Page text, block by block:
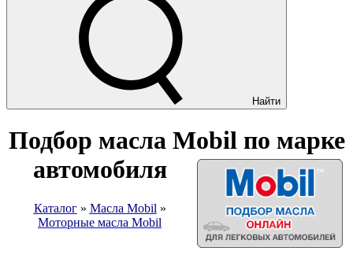
Найти
Подбор масла Mobil по марке
автомобиля
Каталог» Масла Mobil »
Моторные масла Mobil